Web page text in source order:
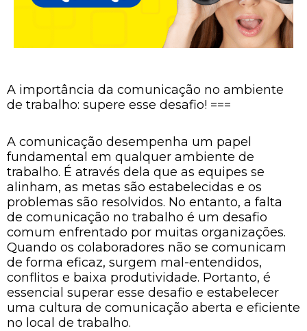
A importância da comunicação no ambiente
de trabalho: supere esse desafio! ===
A comunicação desempenha um papel
fundamental em qualquer ambiente de
trabalho. É através dela que as equipes se
alinham, as metas são estabelecidas e os
problemas são resolvidos. No entanto, a falta
de comunicação no trabalho é um desafio
comum enfrentado por muitas organizações.
Quando os colaboradores não se comunicam
de forma eficaz, surgem mal-entendidos,
conflitos e baixa produtividade. Portanto, é
essencial superar esse desafio e estabelecer
uma cultura de comunicação aberta e eficiente
no local de trabalho.